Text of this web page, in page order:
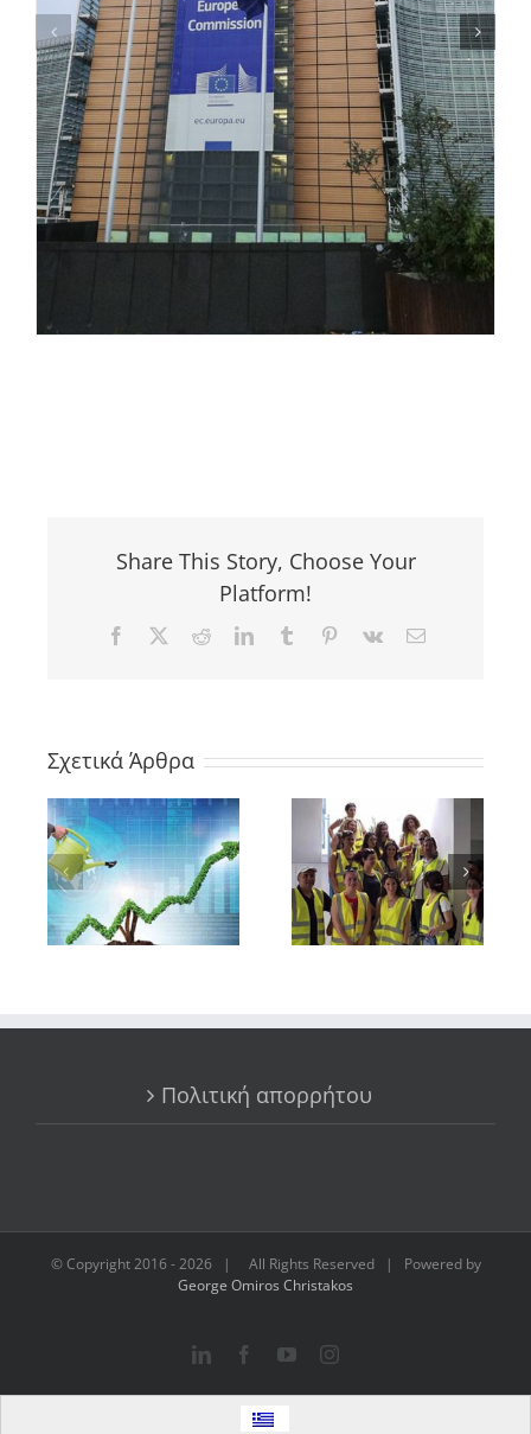
Share This Story, Choose Your
Platform!
Facebook RedditLinkedInTumblr Pinterest
Vk Email
Σχετικά Άρθρα
Πολιτική απορρήτου
© Copyright 2016 -2026 | All Rights Reserved | Powered by
George Omiros Christakos
LinkedInFacebookYouTubeInstagram